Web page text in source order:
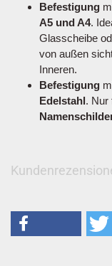
Befestigung
A5 und A4.
Glasscheibe
von außen
Inneren.
Befestigung
Edelstahl. Nur